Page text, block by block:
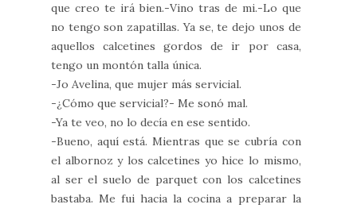
que creo te irá bien.-Vino tras de mi.-Lo que
no tengo son zapatillas. Ya se, te dejo unos de
aquellos calcetines gordos de ir por casa,
tengo un montón talla única.
-Jo Avelina, que mujer más servicial.
-¿Cómo que servicial?- Me sonó mal.
-Ya te veo, no lo decía en ese sentido.
-Bueno, aquí está. Mientras que se cubría con
el albornoz y los calcetines yo hice lo mismo,
al ser el suelo de parquet con los calcetines
bastaba. Me fui hacia la cocina a preparar la